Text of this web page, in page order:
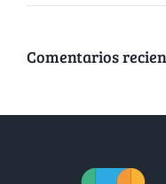
Comentarios